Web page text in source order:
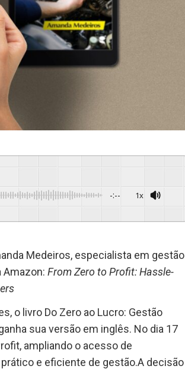
-:-- 1x
Medeiros, especialista em gestão
Amazon: From Zero to Profit: Hassle-
o livro Do Zero ao Lucro: Gestão
sua versão em inglês. No dia 17
ampliando o acesso de
e eficiente de gestão.A decisão